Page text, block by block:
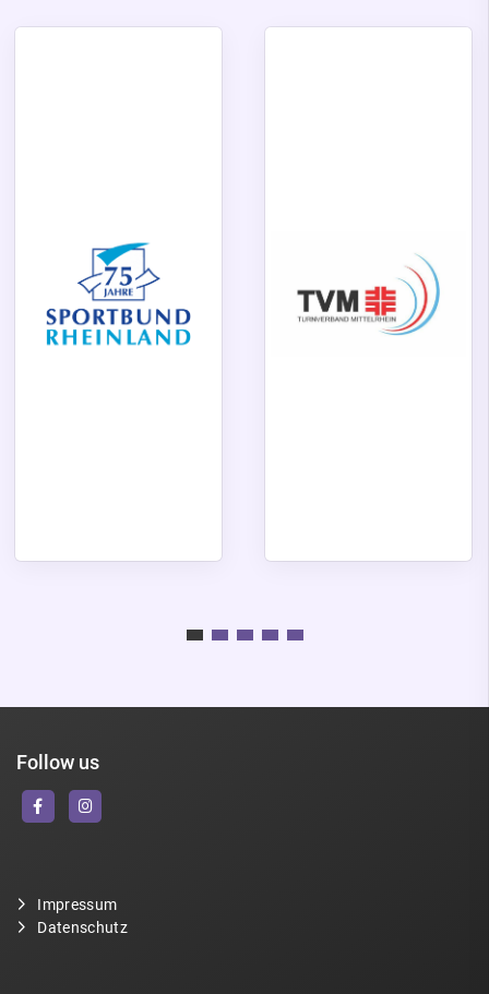
Follow us
Impressum
Datenschutz